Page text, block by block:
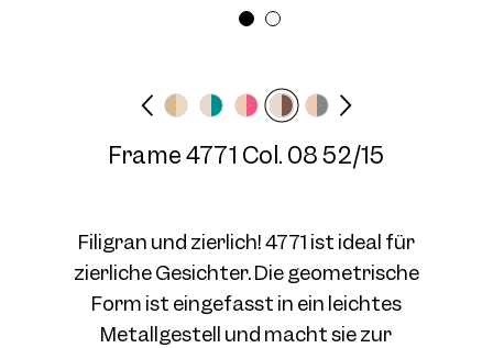
Frame 4771 Col. 08 52/15
Filigran und zierlich! 4771 ist ideal für
zierliche Gesichter. Die geometrische
Form ist eingefasst in ein leichtes
Metallgestell und macht sie zur
Frame 4771 Col. 04 52/15